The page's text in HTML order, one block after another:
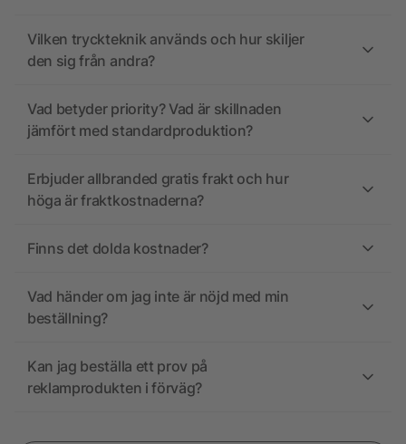
Vilken tryckteknik används och hur skiljer
den sig från andra?
Vad betyder priority? Vad är skillnaden
jämfört med standardproduktion?
Erbjuder allbranded gratis frakt och hur
höga är fraktkostnaderna?
Finns det dolda kostnader?
Vad händer om jag inte är nöjd med min
beställning?
Kan jag beställa ett prov på
reklamprodukten i förväg?